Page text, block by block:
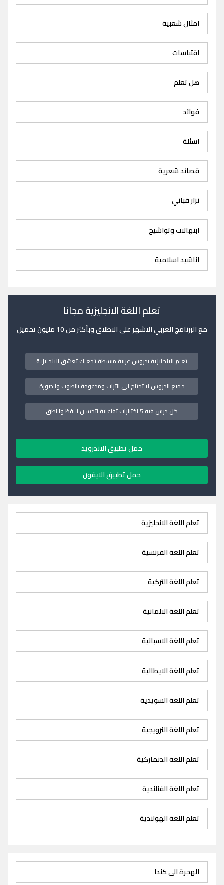
امثال شعبية
اقتباسات
هل تعلم
فوائد
اسئلة
قصائد شعرية
نزار قباني
ابتهالات وتواشيح
اناشيد اسلامية
تعلم اللغة الانجليزية مجانا
مع البرنامج العربي الاشهر على الاطلاق وبأكثر من 10 مليون تحميل
تعلم الانجليزية بدروس عربية مبسطة تجعلك تعشق الانجليزية
جميع الدروس لا تحتاج الى انترنت ومدعومة بالصوت والصورة
كل درس فيه 5 اختبارات تفاعلية لتحسين اللفظ والنطق
حمل تطبيق الاندرويد
حمل تطبيق الايفون
تعلم اللغة الانجليزية
تعلم اللغة الفرنسية
تعلم اللغة التركية
تعلم اللغة الالمانية
تعلم اللغة الاسبانية
تعلم اللغة الايطالية
تعلم اللغة السويدية
تعلم اللغة النرويجية
تعلم اللغة الدنماركية
تعلم اللغة الفنلندية
تعلم اللغة الهولندية
الهجرة الى كندا